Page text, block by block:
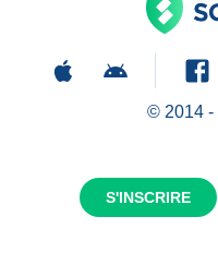
S'INSCRIRE
© 2014 -